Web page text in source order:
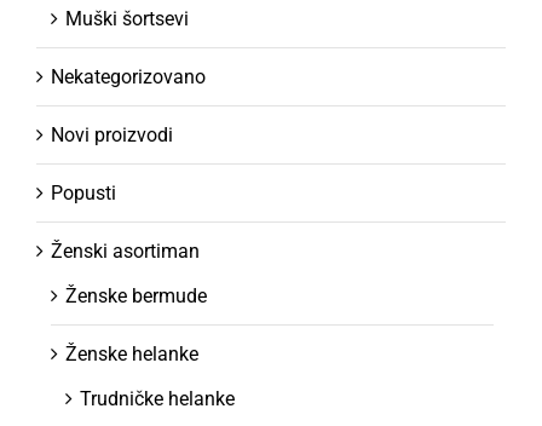
Muški šortsevi
Nekategorizovano
Novi proizvodi
Popusti
Ženski asortiman
Ženske bermude
Ženske helanke
Trudničke helanke